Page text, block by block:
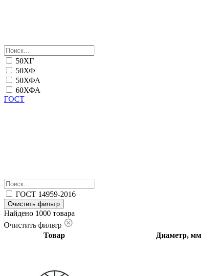
50ХГ
50ХФ
50ХФА
60ХФА
ГОСТ
ГОСТ 14959-2016
Очистить фильтр
Найдено 1000 товара
Очистить фильтр
Товар
Диаметр, мм